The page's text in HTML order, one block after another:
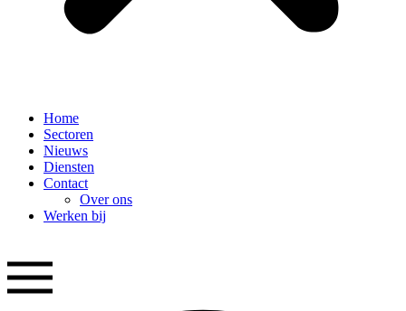
Home
Sectoren
Nieuws
Diensten
Contact
Over ons
Werken bij